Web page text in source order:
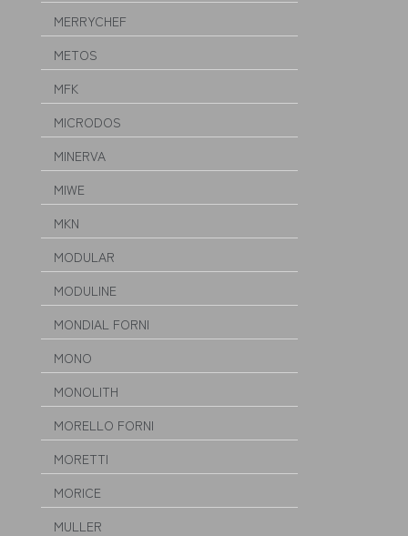
MERRYCHEF
METOS
MFK
MICRODOS
MINERVA
MIWE
MKN
MODULAR
MODULINE
MONDIAL FORNI
MONO
MONOLITH
MORELLO FORNI
MORETTI
MORICE
MULLER